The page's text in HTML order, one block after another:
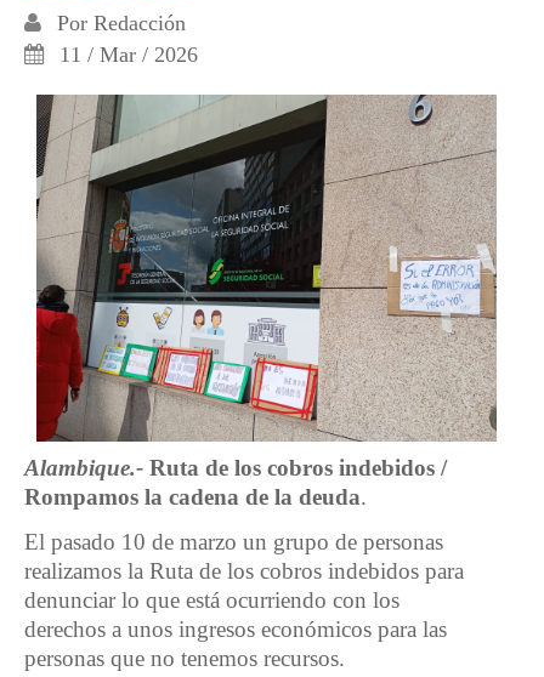
Por Redacción
11 / Mar / 2026
Alambique.- Ruta de los cobros indebidos /
Rompamos la cadena de la deuda.
El pasado 10 de marzo un grupo de personas
realizamos la Ruta de los cobros indebidos para
denunciar lo que está ocurriendo con los
derechos a unos ingresos económicos para las
personas que no tenemos recursos.